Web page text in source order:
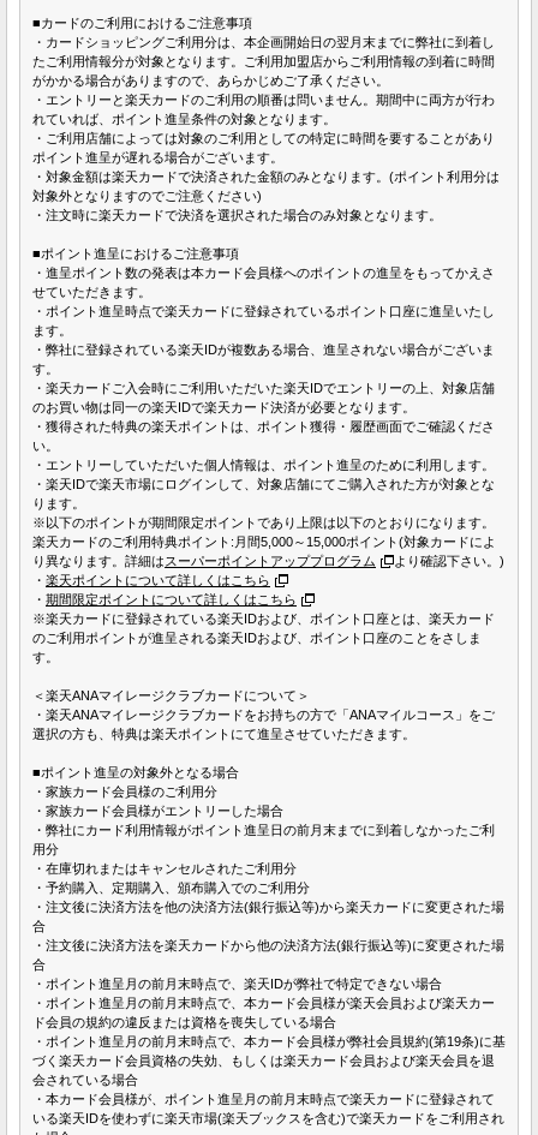
■カードのご利用におけるご注意事項
・カードショッピングご利用分は、本企画開始日の翌月末までに弊社に到着し
たご利用情報分が対象となります。ご利用加盟店からご利用情報の到着に時間
がかかる場合がありますので、あらかじめご了承ください。
・エントリーと楽天カードのご利用の順番は問いません。期間中に両方が行わ
れていれば、ポイント進呈条件の対象となります。
・ご利用店舗によっては対象のご利用としての特定に時間を要することがあり
ポイント進呈が遅れる場合がございます。
・対象金額は楽天カードで決済された金額のみとなります。(ポイント利用分は
対象外となりますのでご注意ください)
・注文時に楽天カードで決済を選択された場合のみ対象となります。
■ポイント進呈におけるご注意事項
・進呈ポイント数の発表は本カード会員様へのポイントの進呈をもってかえさ
せていただきます。
・ポイント進呈時点で楽天カードに登録されているポイント口座に進呈いたし
ます。
・弊社に登録されている楽天IDが複数ある場合、進呈されない場合がございま
す。
・楽天カードご入会時にご利用いただいた楽天IDでエントリーの上、対象店舗
のお買い物は同一の楽天IDで楽天カード決済が必要となります。
・獲得された特典の楽天ポイントは、ポイント獲得・履歴画面でご確認くださ
い。
・エントリーしていただいた個人情報は、ポイント進呈のために利用します。
・楽天IDで楽天市場にログインして、対象店舗にてご購入された方が対象とな
ります。
※以下のポイントが期間限定ポイントであり上限は以下のとおりになります。
楽天カードのご利用特典ポイント:月間5,000～15,000ポイント(対象カードによ
り異なります。詳細はスーパーポイントアッププログラム
より確認下さい。)
・ 楽天ポイントについて詳しくはこちら
・ 期間限定ポイントについて詳しくはこちら
※楽天カードに登録されている楽天IDおよび、ポイント口座とは、楽天カード
のご利用ポイントが進呈される楽天IDおよび、ポイント口座のことをさしま
す。
＜楽天ANAマイレージクラブカードについて＞
・楽天ANAマイレージクラブカードをお持ちの方で「ANAマイルコース」をご
選択の方も、特典は楽天ポイントにて進呈させていただきます。
■ポイント進呈の対象外となる場合
・家族カード会員様のご利用分
・家族カード会員様がエントリーした場合
・弊社にカード利用情報がポイント進呈日の前月末までに到着しなかったご利
用分
・在庫切れまたはキャンセルされたご利用分
・予約購入、定期購入、頒布購入でのご利用分
・注文後に決済方法を他の決済方法(銀行振込等)から楽天カードに変更された場
合
・注文後に決済方法を楽天カードから他の決済方法(銀行振込等)に変更された場
合
・ポイント進呈月の前月末時点で、楽天IDが弊社で特定できない場合
・ポイント進呈月の前月末時点で、本カード会員様が楽天会員および楽天カー
ド会員の規約の違反または資格を喪失している場合
・ポイント進呈月の前月末時点で、本カード会員様が弊社会員規約(第19条)に基
づく楽天カード会員資格の失効、もしくは楽天カード会員および楽天会員を退
会されている場合
・本カード会員様が、ポイント進呈月の前月末時点で楽天カードに登録されて
いる楽天IDを使わずに楽天市場(楽天ブックスを含む)で楽天カードをご利用され